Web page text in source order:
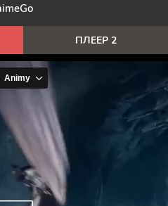
ПЛЕЕР 2